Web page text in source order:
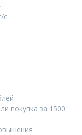
с
покупка за 1500